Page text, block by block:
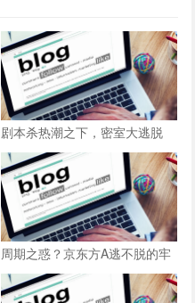
​剧本杀热潮之下，密室大逃脱
已“破罐破摔”？
周期之惑？京东方A逃不脱的牢
笼